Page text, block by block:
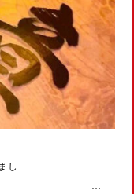
し
…